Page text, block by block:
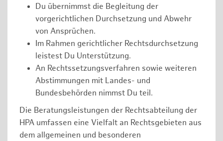
Du übernimmst die Begleitung der
vorgerichtlichen Durchsetzung und Abwehr
von Ansprüchen.
Im Rahmen gerichtlicher Rechtsdurchsetzung
leistest Du Unterstützung.
An Rechtssetzungsverfahren sowie weiteren
Abstimmungen mit Landes- und
Bundesbehörden nimmst Du teil.
Die Beratungsleistungen der Rechtsabteilung der
HPA umfassen eine Vielfalt an Rechtsgebieten aus
dem allgemeinen und besonderen